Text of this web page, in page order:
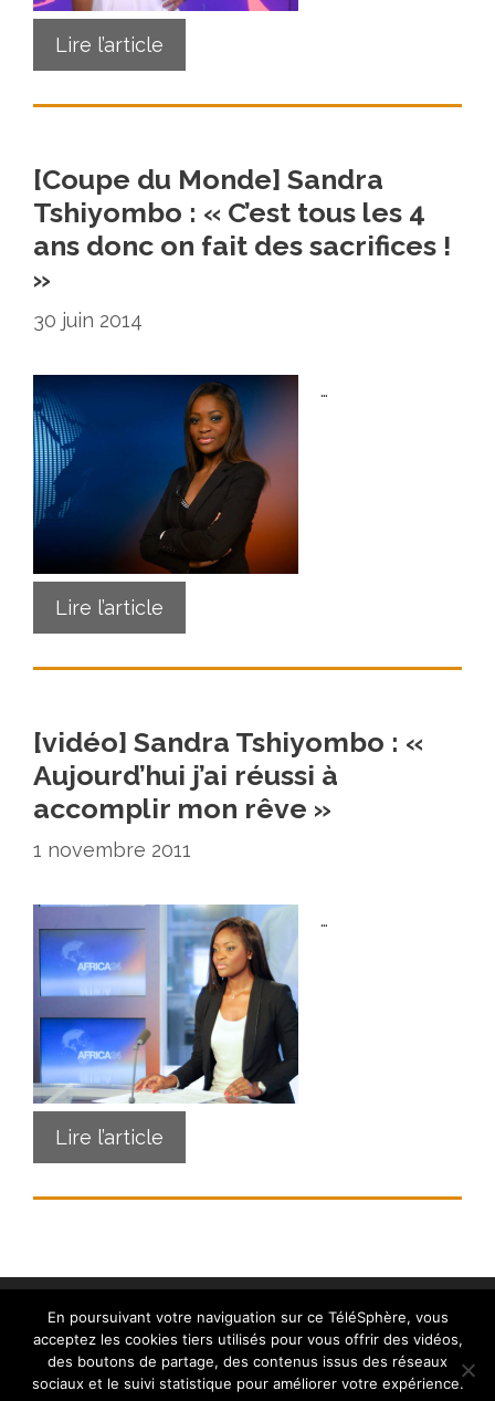
Lire l’article
[Coupe du Monde] Sandra
Tshiyombo : « C’est tous les 4
ans donc on fait des sacrifices !
»
30 juin 2014
…
Lire l’article
[vidéo] Sandra Tshiyombo : «
Aujourd’hui j’ai réussi à
accomplir mon rêve »
1 novembre 2011
…
Lire l’article
Contact|Mentions légales |Crédits|Politique de
En poursuivant votre naviguation sur ce TéléSphère, vous
acceptez les cookies tiers utilisés pour vous offrir des vidéos,
des boutons de partage, des contenus issus des réseaux
sociaux et le suivi statistique pour améliorer votre expérience.